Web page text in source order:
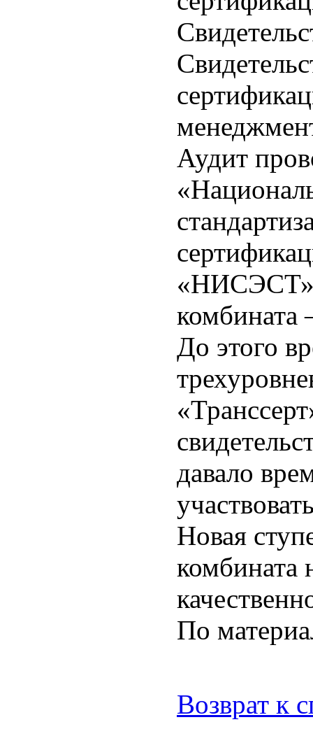
Аудит
«НИСЭСТ»)
До этого
давало
Новая
комбината
По
Возврат к